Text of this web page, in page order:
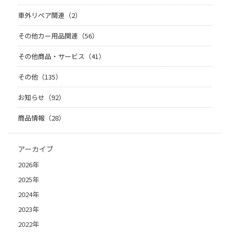
車外リペア関連（2）
その他カー用品関連（56）
その他商品・サービス（41）
その他（135）
お知らせ（92）
商品情報（28）
アーカイブ
2026年
2025年
2024年
2023年
2022年